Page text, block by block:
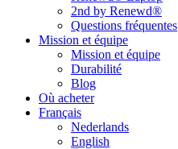
2nd by Renewd®
Questions fréquentes
Mission et équipe
Mission et équipe
Durabilité
Blog
Où acheter
Français
Nederlands
English